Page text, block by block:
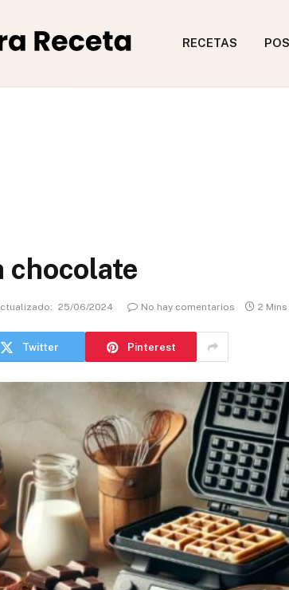
RECETAS
chocolate
25/06/2024 No hay comentarios 2
Twitter Pinterest